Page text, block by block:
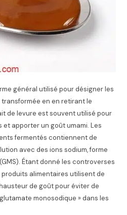
général utilisé pour désigner les
en en retirant le
de levure est souvent utilisé pour
apporter un goût umami. Les
fermentés contiennent de
avec des ions sodium, forme
. Étant donné les controverses
produits alimentaires utilisent de
de goûtpour éviter de
monosodique » dans les